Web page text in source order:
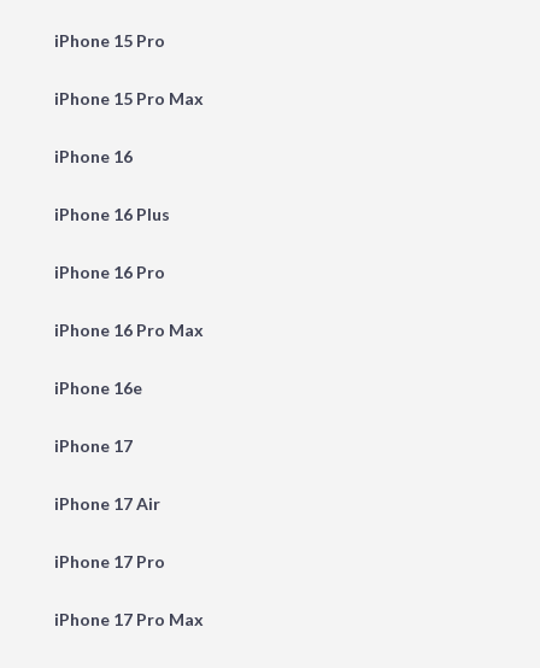
iPhone 15 Pro
iPhone 15 Pro Max
iPhone 16
iPhone 16 Plus
iPhone 16 Pro
iPhone 16 Pro Max
iPhone 16e
iPhone 17
iPhone 17 Air
iPhone 17 Pro
iPhone 17 Pro Max